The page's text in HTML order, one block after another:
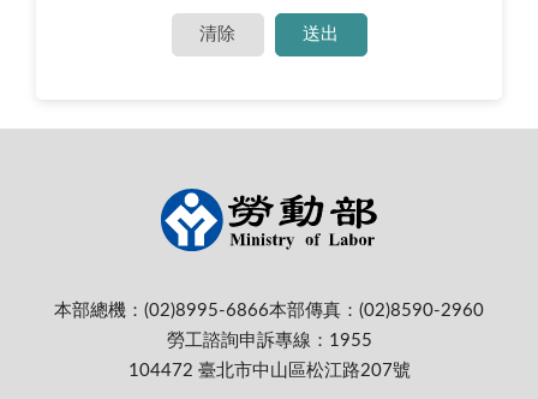
本部總機：(02)8995-6866本部傳真：(02)8590-2960
勞工諮詢申訴專線：1955
104472 臺北市中山區松江路207號